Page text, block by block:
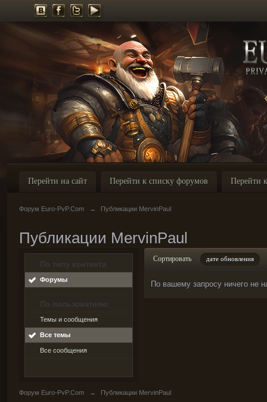
Перейти на сайт Перейти к списку форумов Перейти
Форум Euro-PvP.Com → Публикации MervinPaul
Публикации MervinPaul
По типу контента
Форумы
По пользователю
Темы и сообщения
Все темы
Все сообщения
Сортировать дате обновления
По вашему запросу ничего не
Форум Euro-PvP.Com → Публикации MervinPaul